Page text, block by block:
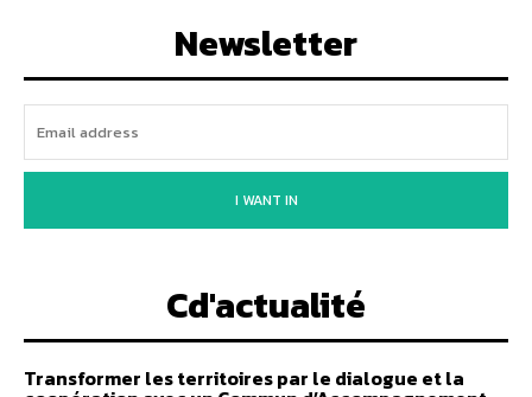
Newsletter
I WANT IN
Cd'actualité
Transformer les territoires par le dialogue et la